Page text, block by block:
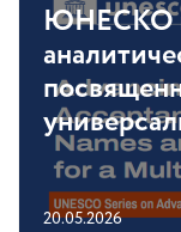
ЮНЕСКО
20.05.2026